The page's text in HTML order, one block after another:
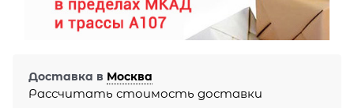
Доставка в Москва
Рассчитать стоимость доставки